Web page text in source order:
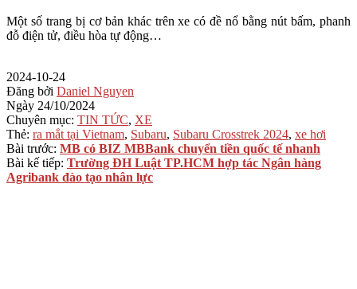
Một số trang bị cơ bản khác trên xe có đề nổ bằng nút bấm, phanh
đỗ điện tử, điều hòa tự động…
2024-10-24
Đăng bởi Daniel Nguyen
Ngày 24/10/2024
Chuyên mục: TIN TỨC, XE
Thẻ: ra mắt tại Vietnam, Subaru, Subaru Crosstrek 2024, xe hơi
Bài trước: MB có BIZ MBBank chuyển tiền quốc tế nhanh
Bài kế tiếp: Trường ĐH Luật TP.HCM hợp tác Ngân hàng
Agribank đào tạo nhân lực